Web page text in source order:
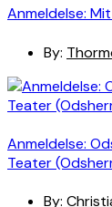
Anmeldelse:
By:
Anmeldelse:
Teater
By: